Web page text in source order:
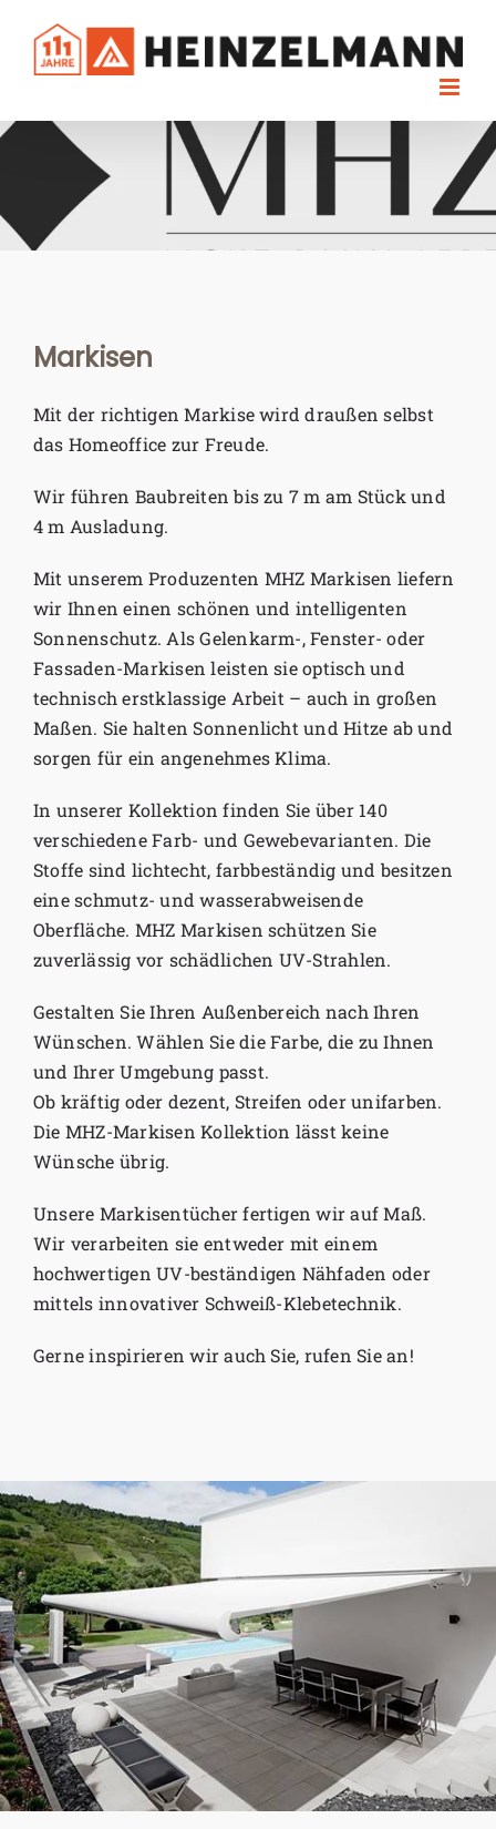
content
Markisen
Mit der richtigen Markise wird draußen selbst
das Homeoffice zur Freude.
Wir führen Baubreiten bis zu 7 m am Stück und
4 m Ausladung.
Mit unserem Produzenten MHZ Markisen liefern
wir Ihnen einen schönen und intelligenten
Sonnenschutz. Als Gelenkarm-, Fenster- oder
Fassaden-Markisen leisten sie optisch und
technisch erstklassige Arbeit – auch in großen
Maßen. Sie halten Sonnenlicht und Hitze ab und
sorgen für ein angenehmes Klima.
In unserer Kollektion finden Sie über 140
verschiedene Farb- und Gewebevarianten. Die
Stoffe sind lichtecht, farbbeständig und besitzen
eine schmutz- und wasserabweisende
Oberfläche. MHZ Markisen schützen Sie
zuverlässig vor schädlichen UV-Strahlen.
Gestalten Sie Ihren Außenbereich nach Ihren
Wünschen. Wählen Sie die Farbe, die zu Ihnen
und Ihrer Umgebung passt.
Ob kräftig oder dezent, Streifen oder unifarben.
Die MHZ-Markisen Kollektion lässt keine
Wünsche übrig.
Unsere Markisentücher fertigen wir auf Maß.
Wir verarbeiten sie entweder mit einem
hochwertigen UV-beständigen Nähfaden oder
mittels innovativer Schweiß-Klebetechnik.
Gerne inspirieren wir auch Sie, rufen Sie an!